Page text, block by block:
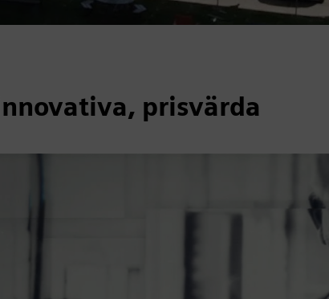
prisvärda